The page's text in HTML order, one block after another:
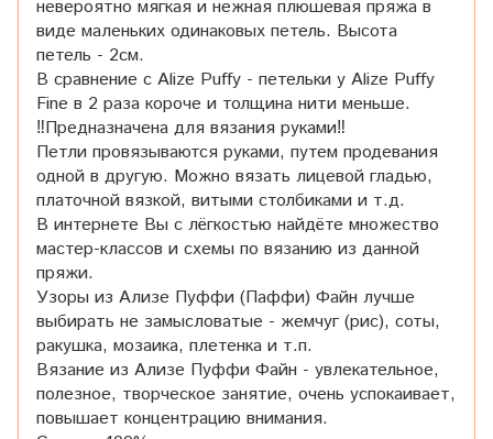
невероятно мягкая и нежная плюшевая пряжа в
виде маленьких одинаковых петель. Высота
петель - 2см.
В сравнение с Alize Puffy - петельки у Alize Puffy
Fine в 2 раза короче и толщина нити меньше.
‼️Предназначена для вязания руками‼️
Петли провязываются руками, путем продевания
одной в другую. Можно вязать лицевой гладью,
платочной вязкой, витыми столбиками и т.д.
В интернете Вы с лёгкостью найдёте множество
мастер-классов и схемы по вязанию из данной
пряжи.
Узоры из Ализе Пуффи (Паффи) Файн лучше
выбирать не замысловатые - жемчуг (рис), соты,
ракушка, мозаика, плетенка и т.п.
Вязание из Ализе Пуффи Файн - увлекательное,
полезное, творческое занятие, очень успокаивает,
повышает концентрацию внимания.